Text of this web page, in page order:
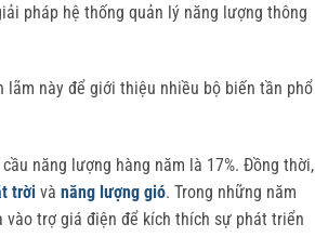
pháp hệ thống quản lý năng lượng thông
lãm này để giới thiệu nhiều bộ biến tần phổ
năng lượng hàng năm là 17%. Đồng thời,
trời và năng lượng gió. Trong những năm
trợ giá điện để kích thích sự phát triển